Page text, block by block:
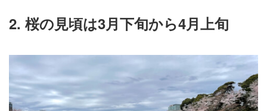
2. 桜の見頃は3月下旬から4月上旬